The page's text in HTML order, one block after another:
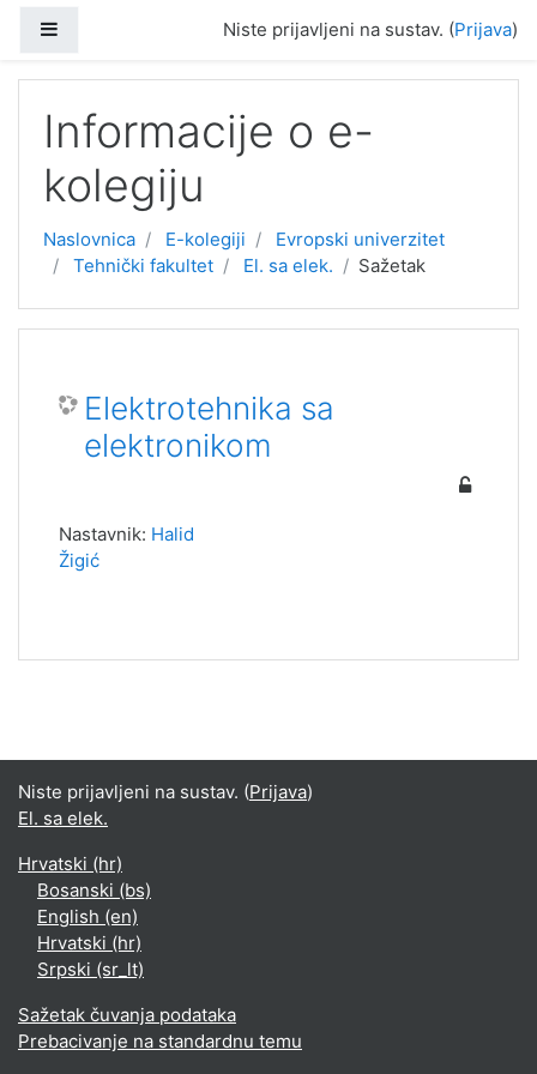
Niste prijavljeni na sustav. (Prijava)
Informacije o e-
kolegiju
Naslovnica E-kolegiji
Evropski univerzitet
Tehnički fakultet
El. sa elek. Sažetak
Elektrotehnika sa
elektronikom
Nastavnik: Halid
Žigić
Niste prijavljeni na sustav. (Prijava)
El. sa elek.
Hrvatski ‎(hr)‎
Bosanski ‎(bs)‎
English ‎(en)‎
Hrvatski ‎(hr)‎
Srpski ‎(sr_lt)‎
Sažetak čuvanja podataka
Prebacivanje na standardnu temu